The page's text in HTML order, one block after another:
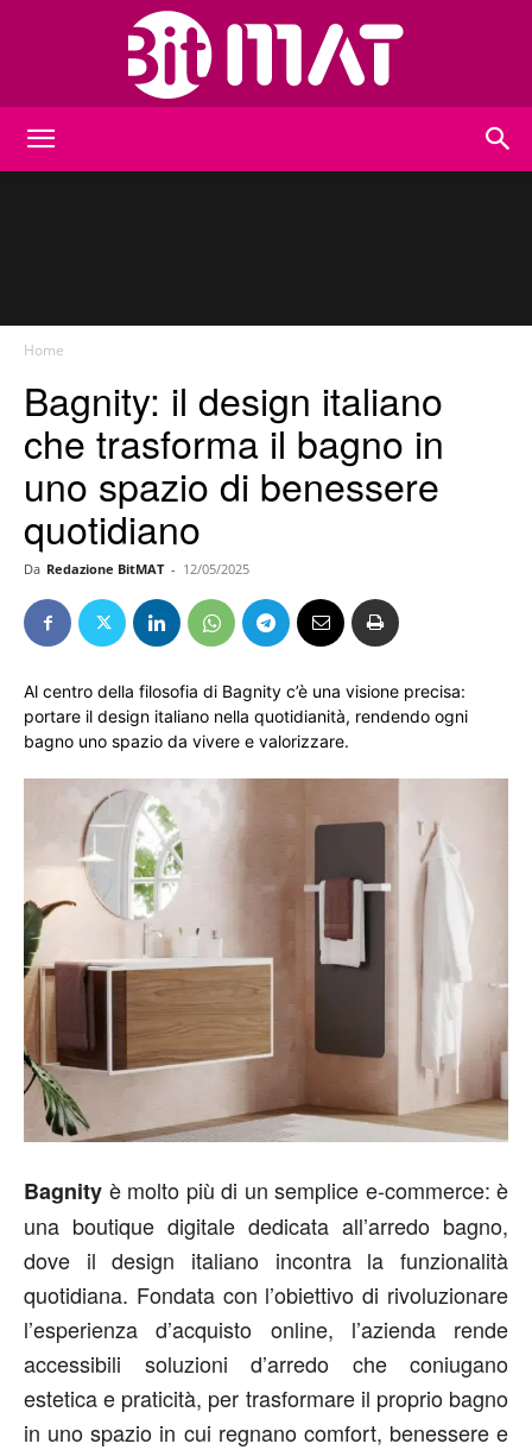
Home
Bagnity: il design italiano
che trasforma il bagno in
uno spazio di benessere
quotidiano
Da Redazione BitMAT - 12/05/2025
Al centro della filosofia di Bagnity c’è una visione precisa:
portare il design italiano nella quotidianità, rendendo ogni
bagno uno spazio da vivere e valorizzare.
Bagnity è molto più di un semplice e-commerce: è
una boutique digitale dedicata all’arredo bagno,
dove il design italiano incontra la funzionalità
quotidiana. Fondata con l’obiettivo di rivoluzionare
l’esperienza d’acquisto online, l’azienda rende
accessibili soluzioni d’arredo che coniugano
estetica e praticità, per trasformare il proprio bagno
in uno spazio in cui regnano comfort, benessere e